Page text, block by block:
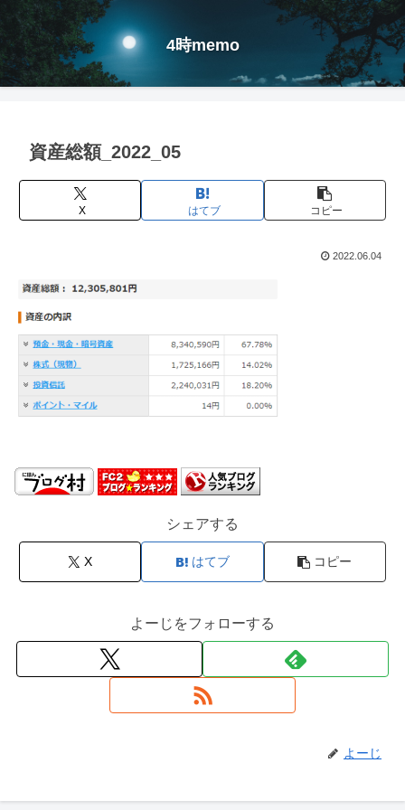
4時memo
資産総額_2022_05
X はてブ コピー
2022.06.04
シェアする
X はてブ コピー
よーじをフォローする
よーじ